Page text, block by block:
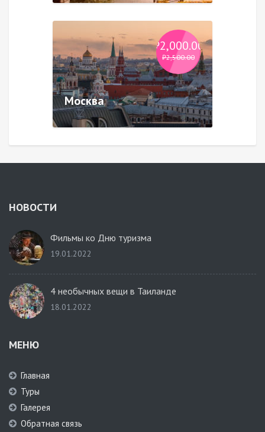
₽2,500.00
₽2,000.00
Москва
НОВОСТИ
Фильмы ко Дню туризма
19.01.2022
4 необычных вещи в Таиланде
18.01.2022
МЕНЮ
Главная
Туры
Галерея
Обратная связь